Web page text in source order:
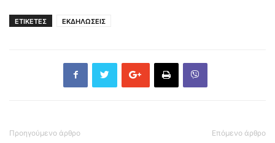
ΕΤΙΚΕΤΕΣ ΕΚΔΗΛΩΣΕΙΣ
Προηγούμενο άρθρο Επόμενο άρθρο